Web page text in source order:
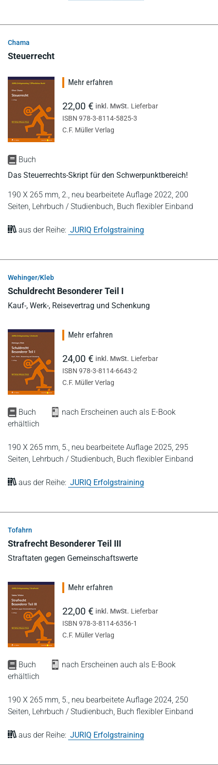
Chama
Steuerrecht
Buch
Das Steuerrechts-Skript für den Schwerpunktbereich!
190 X 265 mm, 2., neu bearbeitete Auflage 2022, 200
Seiten, Lehrbuch / Studienbuch, Buch flexibler Einband
aus der Reihe: JURIQ Erfolgstraining
Mehr erfahren
22,00 € inkl. MwSt. Lieferbar
ISBN 978-3-8114-5825-3
C.F. Müller Verlag
Wehinger/Kleb
Schuldrecht Besonderer Teil I
Kauf-, Werk-, Reisevertrag und Schenkung
Buch
nach Erscheinen auch als E-Book
erhältlich
190 X 265 mm, 5., neu bearbeitete Auflage 2025, 295
Seiten, Lehrbuch / Studienbuch, Buch flexibler Einband
aus der Reihe: JURIQ Erfolgstraining
Mehr erfahren
24,00 € inkl. MwSt. Lieferbar
ISBN 978-3-8114-6643-2
C.F. Müller Verlag
Tofahrn
Strafrecht Besonderer Teil III
Straftaten gegen Gemeinschaftswerte
Buch
nach Erscheinen auch als E-Book
erhältlich
190 X 265 mm, 5., neu bearbeitete Auflage 2024, 250
Seiten, Lehrbuch / Studienbuch, Buch flexibler Einband
aus der Reihe: JURIQ Erfolgstraining
Mehr erfahren
22,00 € inkl. MwSt. Lieferbar
ISBN 978-3-8114-6356-1
C.F. Müller Verlag